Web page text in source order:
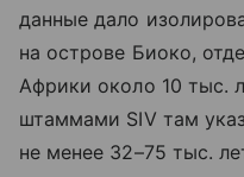
данные дало
на острове Биоко,
Африки около 10 тыс.
штаммами SIV там
не менее 32–75 тыс.